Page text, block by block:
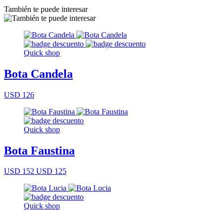
También te puede interesar
Quick shop
Bota Candela
USD 126
Quick shop
Bota Faustina
USD 152 USD 125
Quick shop